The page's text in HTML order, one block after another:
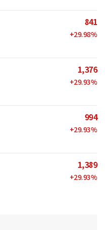
841
+29.98%
1,376
+29.93%
994
+29.93%
1,389
+29.93%